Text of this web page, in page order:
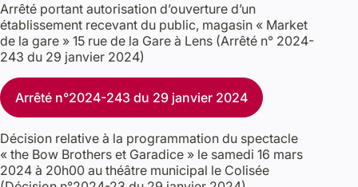
Arrêté portant autorisation d’ouverture d’un
établissement recevant du public, magasin « Market
de la gare » 15 rue de la Gare à Lens (Arrêté n° 2024-
243 du 29 janvier 2024)
Arrêté n°2024-243 du 29 janvier 2024
Décision relative à la programmation du spectacle
« the Bow Brothers et Garadice » le samedi 16 mars
2024 à 20h00 au théâtre municipal le Colisée